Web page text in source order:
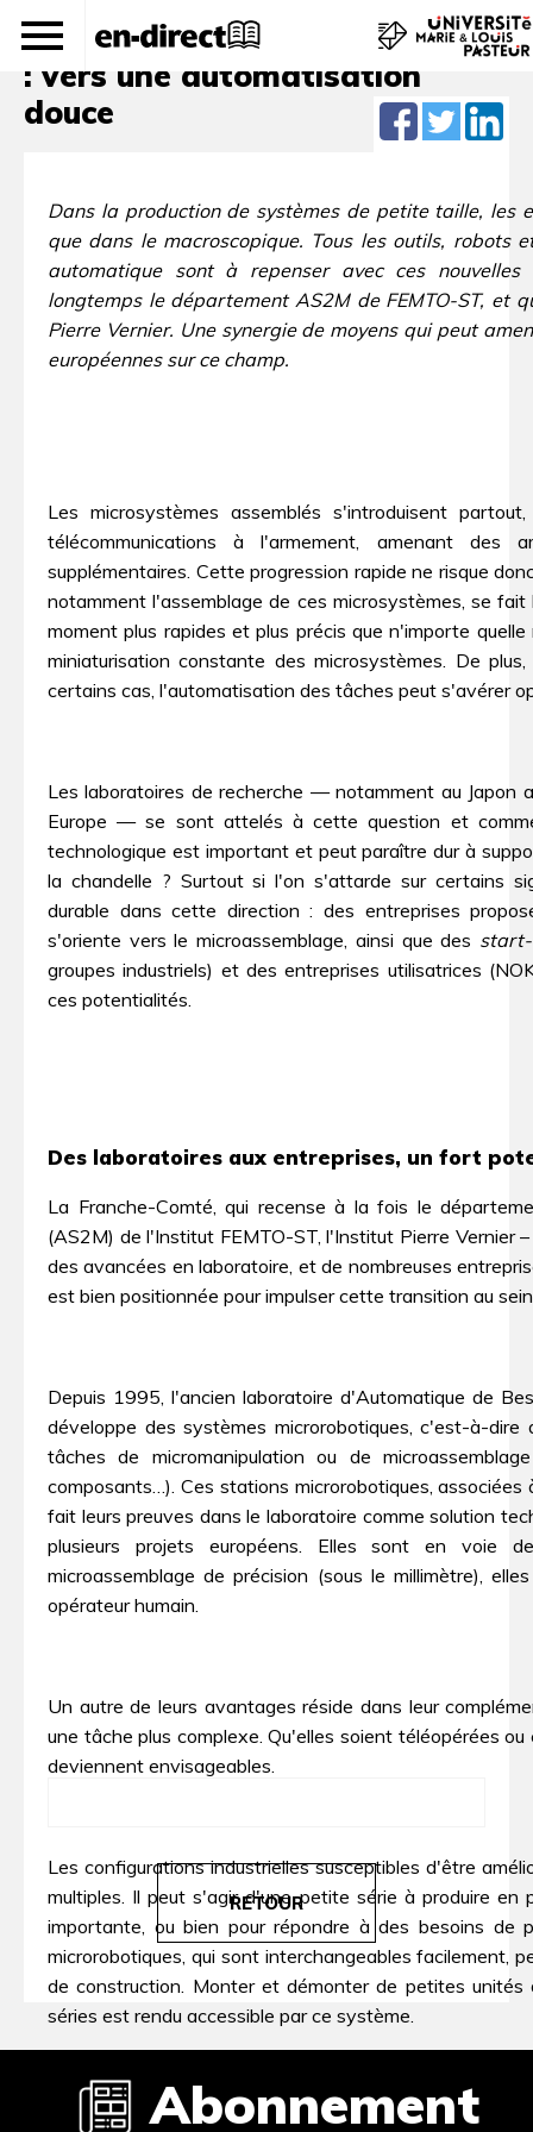
Assemblage de microsystèmes
: vers une automatisation
douce
Dans la production de systèmes de petite taille, les
que dans le macroscopique. Tous les outils, robots
automatique sont à repenser avec ces
longtemps le département AS2M de FEMTO-ST,
Pierre Vernier. Une synergie de moyens qui peut
européennes sur ce champ.
Les microsystèmes assemblés s'introduisent
télécommunications à l'armement, amenant des
supplémentaires. Cette progression rapide ne risque
notamment l'assemblage de ces microsystèmes, se
moment plus rapides et plus précis que n'importe
miniaturisation constante des microsystèmes. De
certains cas, l'automatisation des tâches peut s'avérer
Les laboratoires de recherche — notamment au
Europe — se sont attelés à cette question et
technologique est important et peut paraître dur à
la chandelle ? Surtout si l'on s'attarde sur certains
durable dans cette direction : des entreprises
s'oriente vers le microassemblage, ainsi que des
groupes industriels) et des entreprises utilisatrices
ces potentialités.
Des laboratoires aux entreprises, un fort
La Franche-Comté, qui recense à la fois le
(AS2M) de l'Institut FEMTO-ST, l'Institut Pierre Vernier
des avancées en laboratoire, et de nombreuses
est bien positionnée pour impulser cette transition au
Depuis 1995, l'ancien laboratoire d'Automatique de
développe des systèmes microrobotiques, c'est-à-
tâches de micromanipulation ou de
composants…). Ces stations microrobotiques,
fait leurs preuves dans le laboratoire comme solution
plusieurs projets européens. Elles sont en voie
microassemblage de précision (sous le millimètre),
opérateur humain.
Un autre de leurs avantages réside dans leur
une tâche plus complexe. Qu'elles soient téléopérées
deviennent envisageables.
Les configurations industrielles susceptibles d'être
multiples. Il peut s'agir d'une petite série à produire
importante, ou bien pour répondre à des besoins
microrobotiques, qui sont interchangeables facilement,
de construction. Monter et démonter de petites
séries est rendu accessible par ce système.
RETOUR
Abonnement